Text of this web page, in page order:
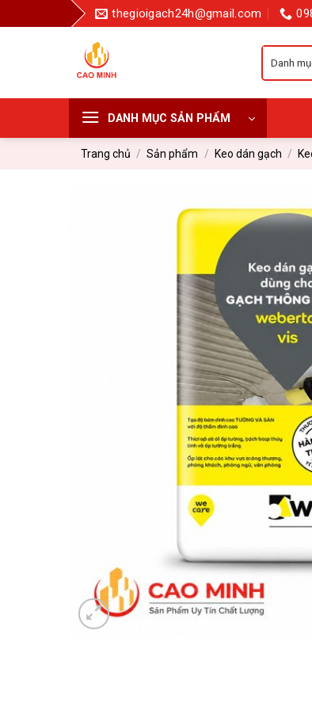
qua
thegioigach24h@gmail.com
DANH MỤC SẢN PHẨM
Trang chủ / Sản phẩm / Keo dán gạch /